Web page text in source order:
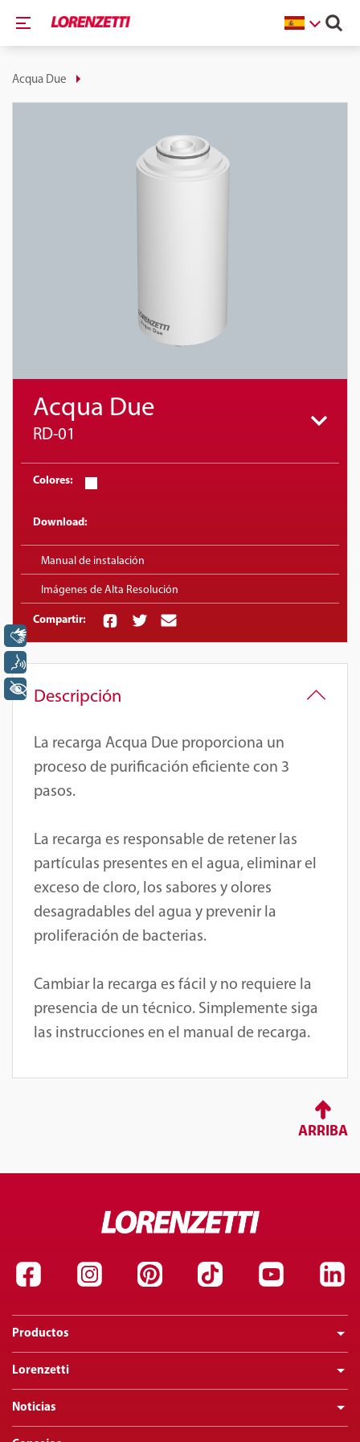
Acqua Due
Acqua Due
RD-01
Colores:
Download:
Manual de instalación
Imágenes de Alta Resolución
Compartir:
Descripción
La recarga Acqua Due proporciona un
proceso de purificación eficiente con 3
pasos.
La recarga es responsable de retener las
partículas presentes en el agua, eliminar el
exceso de cloro, los sabores y olores
desagradables del agua y prevenir la
proliferación de bacterias.
Cambiar la recarga es fácil y no requiere la
presencia de un técnico. Simplemente siga
las instrucciones en el manual de recarga.
ARRIBA
Productos
Lorenzetti
Noticias
Voz
+ Acessibilidade